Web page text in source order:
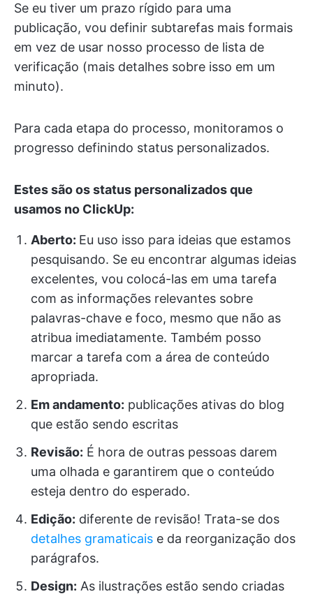
Se eu tiver um prazo rígido para uma
publicação, vou definir subtarefas mais formais
em vez de usar nosso processo de lista de
verificação (mais detalhes sobre isso em um
minuto).
Para cada etapa do processo, monitoramos o
progresso definindo status personalizados.
Estes são os status personalizados que
usamos no ClickUp:
Aberto: Eu uso isso para ideias que estamos
pesquisando. Se eu encontrar algumas ideias
excelentes, vou colocá-las em uma tarefa
com as informações relevantes sobre
palavras-chave e foco, mesmo que não as
atribua imediatamente. Também posso
marcar a tarefa com a área de conteúdo
apropriada.
Em andamento: publicações ativas do blog
que estão sendo escritas
Revisão: É hora de outras pessoas darem
uma olhada e garantirem que o conteúdo
esteja dentro do esperado.
Edição: diferente de revisão! Trata-se dos
detalhes gramaticais e da reorganização dos
parágrafos.
Design: As ilustrações estão sendo criadas